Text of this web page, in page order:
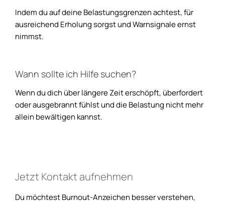
Indem du auf deine Belastungsgrenzen achtest, für
ausreichend Erholung sorgst und Warnsignale ernst
nimmst.
Wann sollte ich Hilfe suchen?
Wenn du dich über längere Zeit erschöpft, überfordert
oder ausgebrannt fühlst und die Belastung nicht mehr
allein bewältigen kannst.
Jetzt Kontakt aufnehmen
Du möchtest Burnout-Anzeichen besser verstehen,